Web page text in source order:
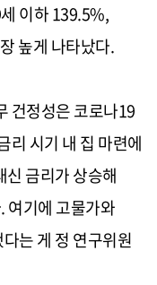
이하 139.5%,
높게 나타났다.
건정성은 코로나19
리 시기 내 집 마련에
신 금리가 상승해
여기에 고물가와
는 게 정 연구위원